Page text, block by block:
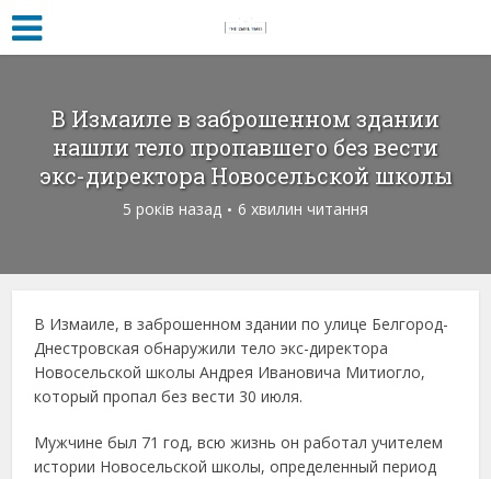
В Измаиле в заброшенном здании
нашли тело пропавшего без вести
экс-директора Новосельской школы
5 років назад 6 хвилин читання
В Измаиле, в заброшенном здании по улице Белгород-
Днестровская обнаружили тело экс-директора
Новосельской школы Андрея Ивановича Митиогло,
который пропал без вести 30 июля.
Мужчине был 71 год, всю жизнь он работал учителем
истории Новосельской школы, определенный период